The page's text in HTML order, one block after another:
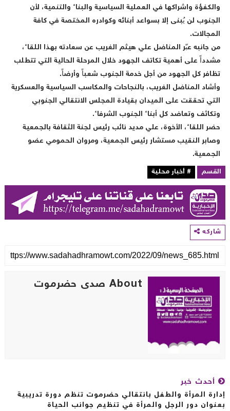
واشراكها في العملية السياسية والبناء والتنمية، لأن
لن يُبنى إلا بسواعد أبنائه وكوادره المختصة في كافة
جانبه عبّر المناضل علي هيثم الغريب عن سعادته بهذا اللقاء،
على أهمية تكاتف الجهود خلال المرحلة الحالية التي تتطلب
كل الجهود من أجل خدمة الجنوب شعباً وأرضاً.
المناضل الغريب، بالنجاحات والمكاسب السياسية والعسكرية
تحققت على الميدان بقيادة المجلس الانتقالي الجنوبي
وتعاضد كل أبناء الجنوب الشرفاء.
اللقاء، الأخوة، علي مديد نائب رئيس لجنة الثقافة بالجمعية
النقيب مستشار رئيس الجمعية، ومروان الحمومي عضو
# أخبار محلية
About صدى حضرموت
أحدث خبر
المرأة والطفل بانتقالي حضرموت تنظم دورة تدريبية
دور الرجل والمرأة في تنظيم جوانب الحياة